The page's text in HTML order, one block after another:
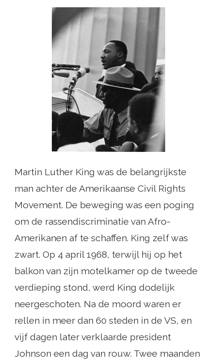
Martin Luther King was de belangrijkste
man achter de Amerikaanse Civil Rights
Movement. De beweging was een poging
om de rassendiscriminatie van Afro-
Amerikanen af ​​te schaffen. King zelf was
zwart. Op 4 april 1968, terwijl hij op het
balkon van zijn motelkamer op de tweede
verdieping stond, werd King dodelijk
neergeschoten. Na de moord waren er
rellen in meer dan 60 steden in de VS, en
vijf dagen later verklaarde president
Johnson een dag van rouw. Twee maanden